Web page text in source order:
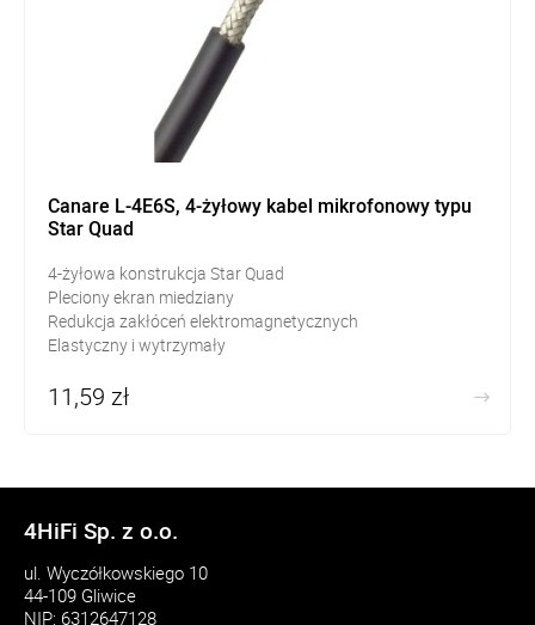
Canare L-4E6S, 4-żyłowy kabel mikrofonowy typu
Star Quad
4-żyłowa konstrukcja Star Quad
Pleciony ekran miedziany
Redukcja zakłóceń elektromagnetycznych
Elastyczny i wytrzymały
11,59 zł
4HiFi Sp. z o.o.
ul. Wyczółkowskiego 10
44-109 Gliwice
NIP: 6312647128